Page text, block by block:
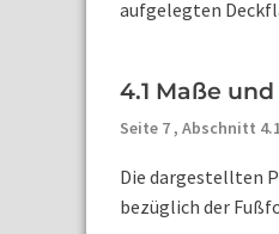
aufgelegten
4.1 Maße
Seite 7 , Abschnitt 4.1
Die dargestellten
bezüglich der